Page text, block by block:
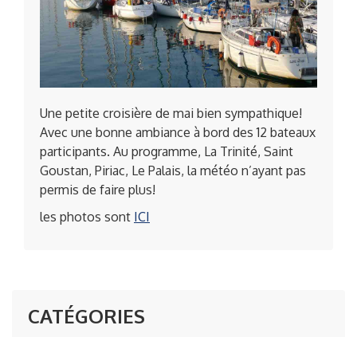
Une petite croisière de mai bien sympathique!
Avec une bonne ambiance à bord des 12 bateaux
participants. Au programme, La Trinité, Saint
Goustan, Piriac, Le Palais, la météo n’ayant pas
permis de faire plus!
les photos sont ICI
CATÉGORIES